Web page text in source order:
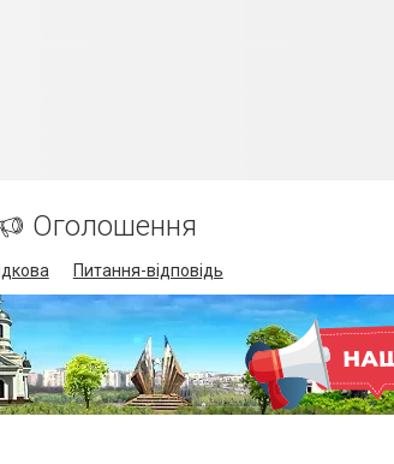
Оголошення
Питання-відповідь